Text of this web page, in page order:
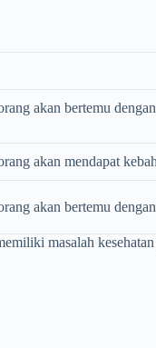
akan bertemu
akan mendapat
akan bertemu
masalah kesehatan